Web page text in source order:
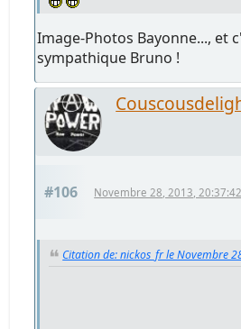
Image-Photos Bayonne..., et
sympathique Bruno !
#106 Novembre 28, 2013, 20:37:42
Citation de: nickos_fr le Novembre